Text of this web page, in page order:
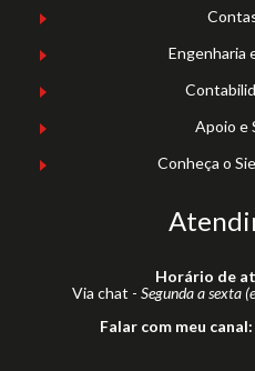
Engenharia
Apoio e
Conheça o
Horário de
Via chat - Segunda a sexta
Falar com meu canal: